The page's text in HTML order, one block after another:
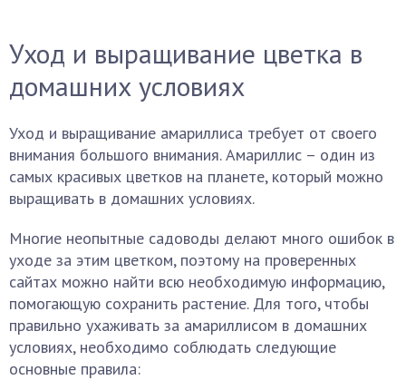
Уход и выращивание цветка в
домашних условиях
Уход и выращивание амариллиса требует от своего
внимания большого внимания. Амариллис – один из
самых красивых цветков на планете, который можно
выращивать в домашних условиях.
Многие неопытные садоводы делают много ошибок в
уходе за этим цветком, поэтому на проверенных
сайтах можно найти всю необходимую информацию,
помогающую сохранить растение. Для того, чтобы
правильно ухаживать за амариллисом в домашних
условиях, необходимо соблюдать следующие
основные правила: